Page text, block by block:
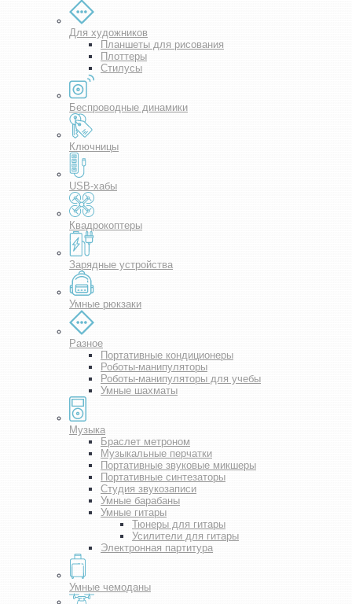
Для художников
Планшеты для рисования
Плоттеры
Стилусы
Беспроводные динамики
Ключницы
USB-хабы
Квадрокоптеры
Зарядные устройства
Умные рюкзаки
Разное
Портативные кондиционеры
Роботы-манипуляторы
Роботы-манипуляторы для учебы
Умные шахматы
Музыка
Браслет метроном
Музыкальные перчатки
Портативные звуковые микшеры
Портативные синтезаторы
Студия звукозаписи
Умные барабаны
Умные гитары
Тюнеры для гитары
Усилители для гитары
Электронная партитура
Умные чемоданы